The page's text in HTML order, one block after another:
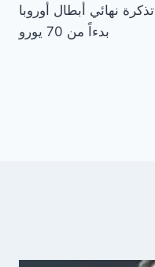
تذكرة نهائي أبطال أوروبا
بدءاً من 70 يورو